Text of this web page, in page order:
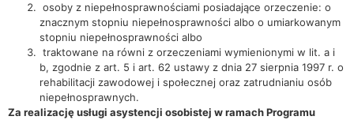
osoby z niepełnosprawnościami posiadające orzeczenie: o
znacznym stopniu niepełnosprawności albo o umiarkowanym
stopniu niepełnosprawności albo
traktowane na równi z orzeczeniami wymienionymi w lit. a i
b, zgodnie z art. 5 i art. 62 ustawy z dnia 27 sierpnia 1997 r. o
rehabilitacji zawodowej i społecznej oraz zatrudnianiu osób
niepełnosprawnych.
Za realizację usługi asystencji osobistej w ramach Programu